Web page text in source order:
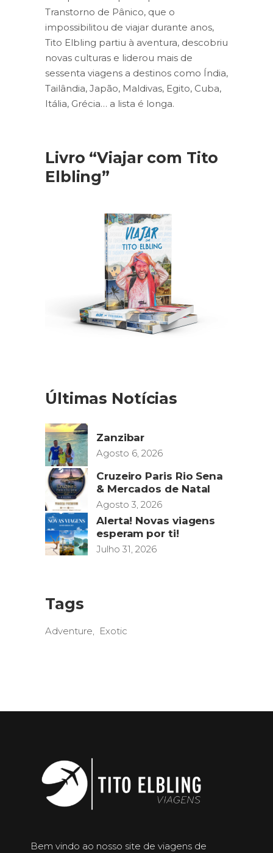
Transtorno de Pânico, que o
impossibilitou de viajar durante anos,
Tito Elbling partiu à aventura, descobriu
novas culturas e liderou mais de
sessenta viagens a destinos como Índia,
Tailândia, Japão, Maldivas, Egito, Cuba,
Itália, Grécia… a lista é longa.
Livro “Viajar com Tito
Elbling”
Últimas Notícias
Zanzibar
Agosto 6, 2026
Cruzeiro Paris Rio Sena
& Mercados de Natal
Agosto 3, 2026
Alerta! Novas viagens
esperam por ti!
Julho 31, 2026
Tags
Adventure Exotic
Bem vindo ao nosso site de viagens de